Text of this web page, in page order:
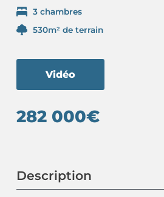
3 chambres
530m² de terrain
Vidéo
282 000€
Description